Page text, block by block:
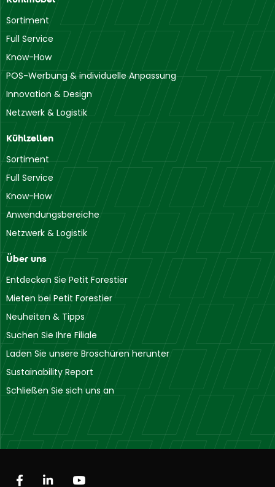
Sortiment
Full Service
Know-How
POS-Werbung & individuelle Anpassung
Innovation & Design
Netzwerk & Logistik
Kühlzellen
Sortiment
Full Service
Know-How
Anwendungsbereiche
Netzwerk & Logistik
Über uns
Entdecken Sie Petit Forestier
Mieten bei Petit Forestier
Neuheiten & Tipps
Suchen Sie Ihre Filiale
Laden Sie unsere Broschüren herunter
Sustainability Report
Schließen Sie sich uns an